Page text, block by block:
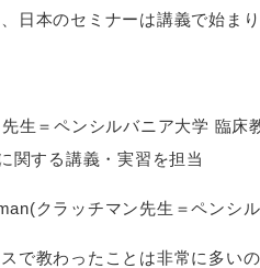
日本のセミナーは講義で始まり
生＝ペンシルバニア大学 臨床
関する講義・実習を担当
クラッチマン先生＝ペンシ
で教わったことは非常に多い